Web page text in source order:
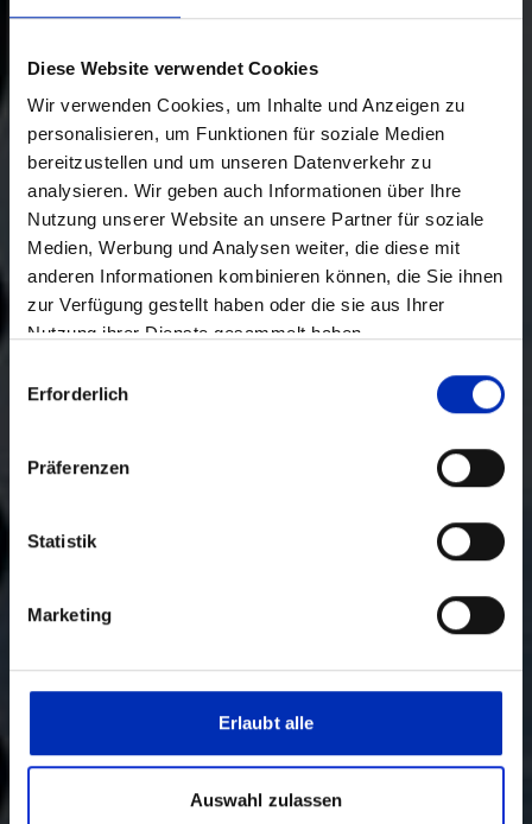
Diese Website verwendet Cookies
Wir verwenden Cookies, um Inhalte und Anzeigen zu
personalisieren, um Funktionen für soziale Medien
bereitzustellen und um unseren Datenverkehr zu
analysieren. Wir geben auch Informationen über Ihre
Nutzung unserer Website an unsere Partner für soziale
Medien, Werbung und Analysen weiter, die diese mit
anderen Informationen kombinieren können, die Sie ihnen
zur Verfügung gestellt haben oder die sie aus Ihrer
Nutzung ihrer Dienste gesammelt haben.
mitErforderlich
Präferenzen
Statistik
Marketing
Erlaubt alle
Auswahl zulassen